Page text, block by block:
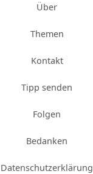
Über
Themen
Kontakt
Tipp senden
Folgen
Bedanken
Datenschutzerklärung